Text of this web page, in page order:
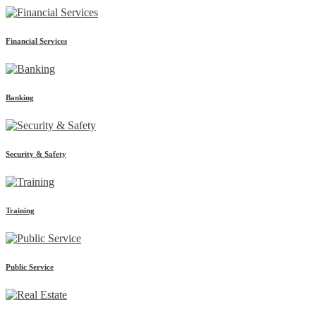
Financial Services
Banking
Security & Safety
Training
Public Service